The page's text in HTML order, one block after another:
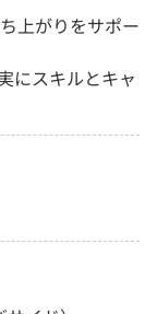
上がりをサポー
にスキルとキャ